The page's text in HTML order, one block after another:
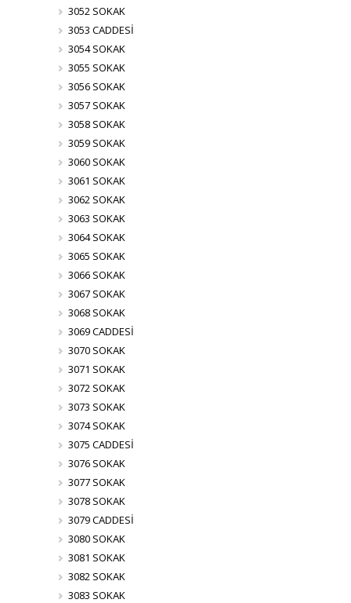
3052 SOKAK
3053 CADDESİ
3054 SOKAK
3055 SOKAK
3056 SOKAK
3057 SOKAK
3058 SOKAK
3059 SOKAK
3060 SOKAK
3061 SOKAK
3062 SOKAK
3063 SOKAK
3064 SOKAK
3065 SOKAK
3066 SOKAK
3067 SOKAK
3068 SOKAK
3069 CADDESİ
3070 SOKAK
3071 SOKAK
3072 SOKAK
3073 SOKAK
3074 SOKAK
3075 CADDESİ
3076 SOKAK
3077 SOKAK
3078 SOKAK
3079 CADDESİ
3080 SOKAK
3081 SOKAK
3082 SOKAK
3083 SOKAK